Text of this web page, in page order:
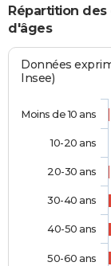
Répartition des
d'âges
Données
Insee)
Moins de 10 ans
10-20 ans
20-30 ans
30-40 ans
40-50 ans
50-60 ans